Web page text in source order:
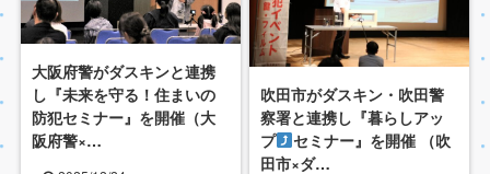
大阪府警がダスキンと連携
し『未来を守る！住まいの
防犯セミナー』を開催（大
阪府警×…
吹田市がダスキン・吹田警
察署と連携し『暮らしアッ
プ
セミナー』を開催 （吹
田市×ダ…